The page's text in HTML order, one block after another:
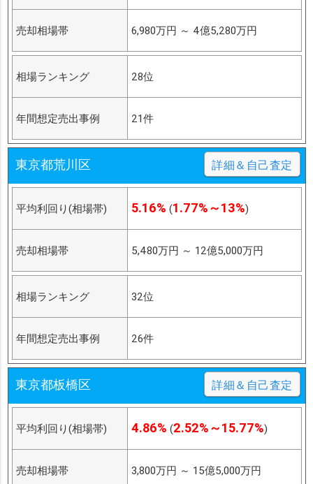
売却相場帯 6,980万円 ～ 4億5,280万円
相場ランキング 28位
年間想定売出事例 21件
東京都荒川区 詳細＆自己査定
平均利回り(相場帯) 5.16% (1.77%～13%)
売却相場帯 5,480万円 ～ 12億5,000万円
相場ランキング 32位
年間想定売出事例 26件
東京都板橋区 詳細＆自己査定
平均利回り(相場帯) 4.86% (2.52%～15.77%)
売却相場帯 3,800万円 ～ 15億5,000万円